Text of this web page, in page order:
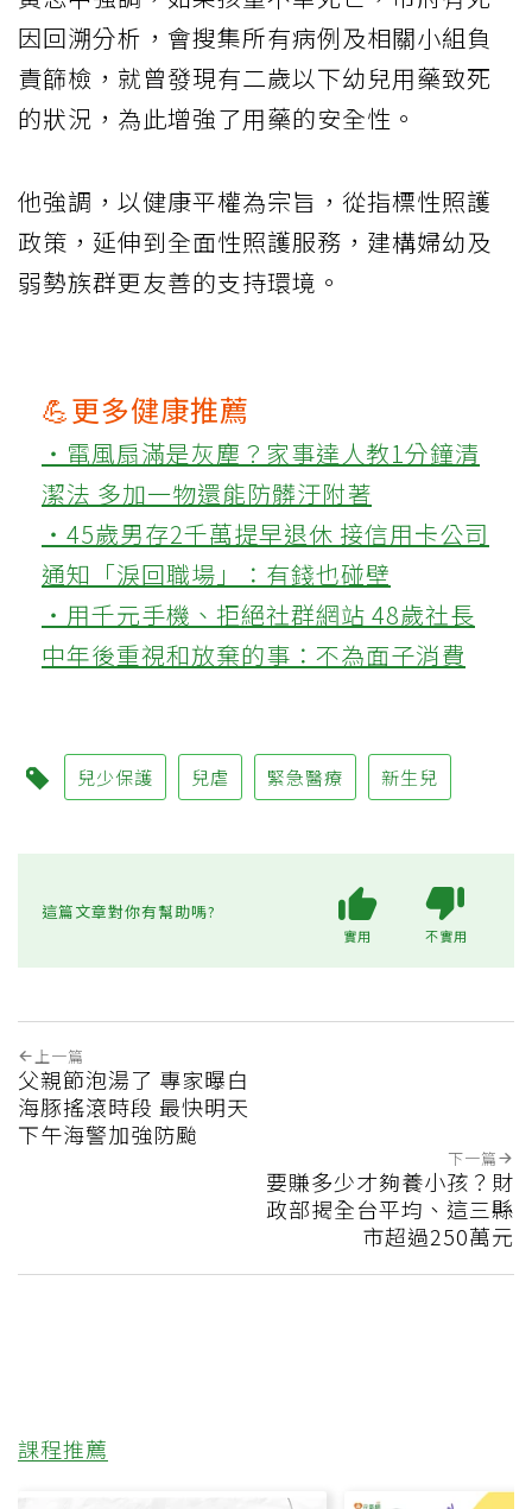
因回溯分析，會搜集所有病例及相關小組負
責篩檢，就曾發現有二歲以下幼兒用藥致死
的狀況，為此增強了用藥的安全性。
他強調，以健康平權為宗旨，從指標性照護
政策，延伸到全面性照護服務，建構婦幼及
弱勢族群更友善的支持環境。
💪更多健康推薦
‧電風扇滿是灰塵？家事達人教1分鐘清
潔法 多加一物還能防髒汙附著
‧45歲男存2千萬提早退休 接信用卡公司
通知「淚回職場」：有錢也碰壁
‧用千元手機、拒絕社群網站 48歲社長
中年後重視和放棄的事：不為面子消費
兒少保護 兒虐 緊急醫療 新生兒
這篇文章對你有幫助嗎?
實用 不實用
上一篇
父親節泡湯了 專家曝白
海豚搖滾時段 最快明天
下午海警加強防颱
下一篇
要賺多少才夠養小孩？財
政部揭全台平均、這三縣
市超過250萬元
課程推薦